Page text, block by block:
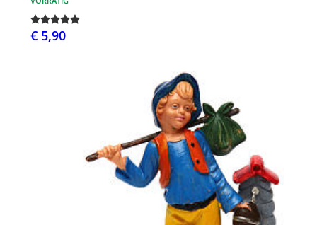
€ 5,90